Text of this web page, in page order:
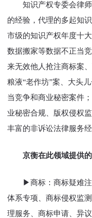
知识产权专委会律师
的经验，代理的多起知
市级的知识产权年度十
数据搬家等数据不正当
来无效他人抢注商标案
粮液“老作坊”案、大头
当竞争和商业秘密案件
业秘密合规、版权侵权
丰富的非诉讼法律服务经
京衡在此领域提供的
▶商标：商标疑难注
体系专项、商标侵权监
理服务、商标申请、